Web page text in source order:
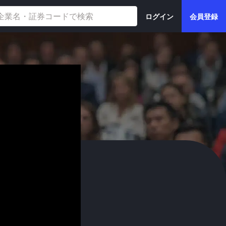
ログイン 会員登録